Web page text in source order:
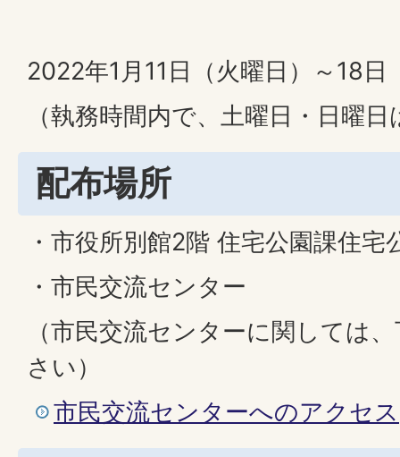
2022年1月11日（火曜日）～18日
（執務時間内で、土曜日・日曜
配布場所
・市役所別館2階 住宅公園課住宅
・市民交流センター
（市民交流センターに関しては
さい）
市民交流センターへのアクセス